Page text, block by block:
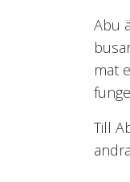
Abu
mat
Till